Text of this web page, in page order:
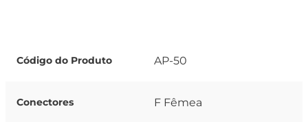
Código do Produto AP-50
Conectores F Fêmea